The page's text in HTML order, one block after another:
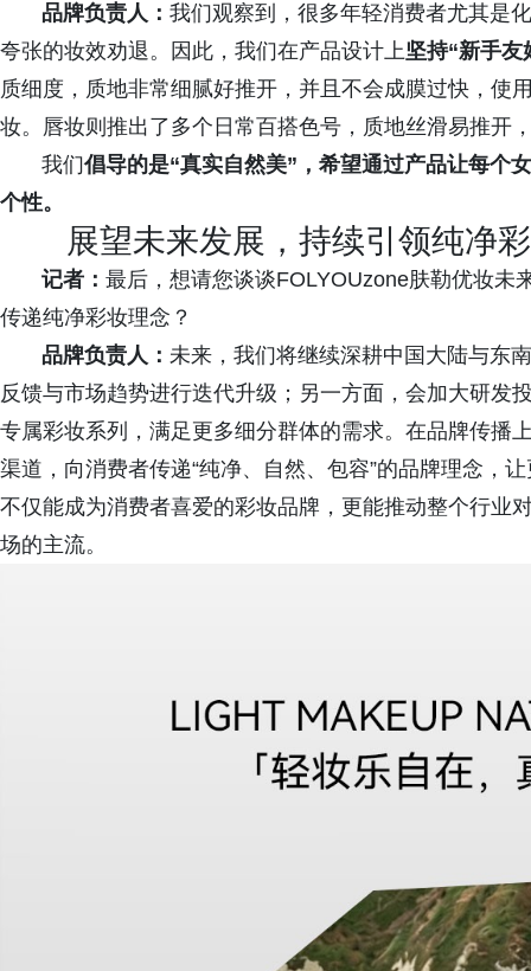
品牌负责人： 我们观察到，很多年轻消费者尤其是
夸张的妆效劝退。因此，我们在产品设计上坚持“新手友
质细度，质地非常细腻好推开，并且不会成膜过快，使
妆。唇妆则推出了多个日常百搭色号，质地丝滑易推开
我们倡导的是“真实自然美”，希望通过产品让每个
个性。
展望未来发展，持续引领纯净彩
记者： 最后，想请您谈谈FOLYOUzone肤勒优妆未
传递纯净彩妆理念？
品牌负责人： 未来，我们将继续深耕中国大陆与东
反馈与市场趋势进行迭代升级；另一方面，会加大研发
专属彩妆系列，满足更多细分群体的需求。在品牌传播
渠道，向消费者传递“纯净、自然、包容”的品牌理念，
不仅能成为消费者喜爱的彩妆品牌，更能推动整个行业
场的主流。